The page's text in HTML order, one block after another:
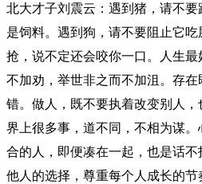
北大才子刘震云：遇到猪，请不
是饲料。遇到狗，请不要阻止它
抢，说不定还会咬你一口。人生
不加劝，举世非之而不加沮。存
错。做人，既不要执着改变别人
界上很多事，道不同，不相为谋
合的人，即便凑在一起，也是话
他人的选择，尊重每个人成长的节